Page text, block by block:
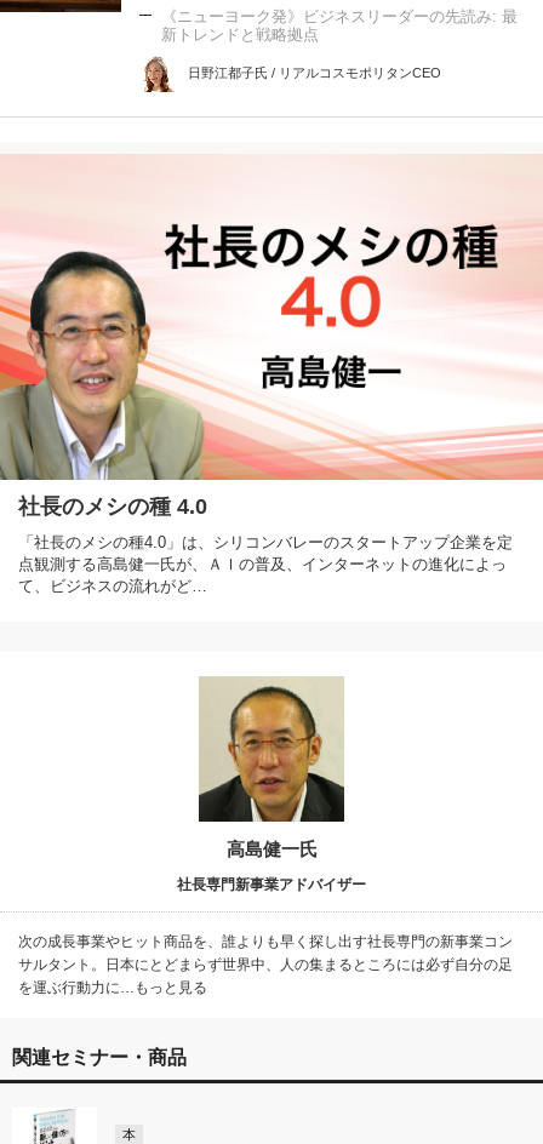
《ニューヨーク発》ビジネスリーダーの先読み: 最
新トレンドと戦略拠点
日野江都子氏 / リアルコスモポリタンCEO
社長のメシの種 4.0
「社長のメシの種4.0」は、シリコンバレーのスタートアップ企業を定
点観測する高島健一氏が、ＡＩの普及、インターネットの進化によっ
て、ビジネスの流れがど…
高島健一氏
社長専門新事業アドバイザー
次の成長事業やヒット商品を、誰よりも早く探し出す社長専門の新事業コン
サルタント。日本にとどまらず世界中、人の集まるところには必ず自分の足
を運ぶ行動力に…もっと見る
関連セミナー・商品
本